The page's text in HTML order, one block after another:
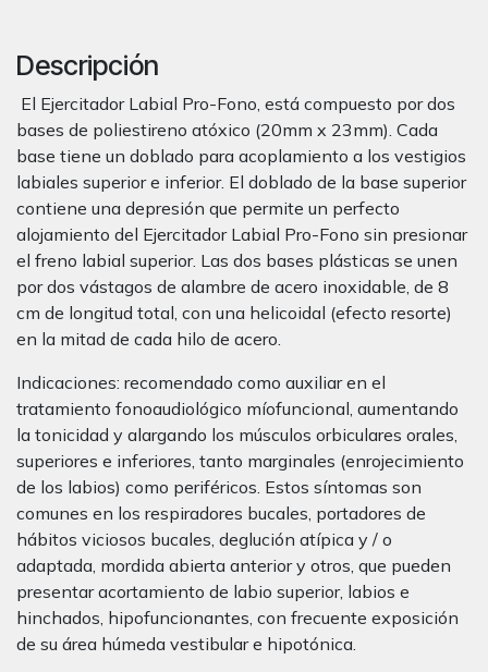
Descripción
El Ejercitador Labial Pro-Fono, está compuesto por dos
bases de poliestireno atóxico (20mm x 23mm). Cada
base tiene un doblado para acoplamiento a los vestigios
labiales superior e inferior. El doblado de la base superior
contiene una depresión que permite un perfecto
alojamiento del Ejercitador Labial Pro-Fono sin presionar
el freno labial superior. Las dos bases plásticas se unen
por dos vástagos de alambre de acero inoxidable, de 8
cm de longitud total, con una helicoidal (efecto resorte)
en la mitad de cada hilo de acero.
Indicaciones: recomendado como auxiliar en el
tratamiento fonoaudiológico míofuncional, aumentando
la tonicidad y alargando los músculos orbiculares orales,
superiores e inferiores, tanto marginales (enrojecimiento
de los labios) como periféricos. Estos síntomas son
comunes en los respiradores bucales, portadores de
hábitos viciosos bucales, deglución atípica y / o
adaptada, mordida abierta anterior y otros, que pueden
presentar acortamiento de labio superior, labios e
hinchados, hipofuncionantes, con frecuente exposición
de su área húmeda vestibular e hipotónica.